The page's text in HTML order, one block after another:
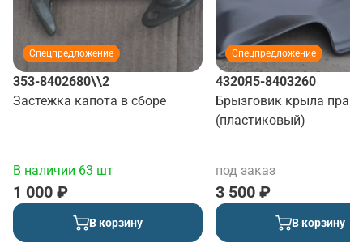
Спецпредложение
353-8402680\\2
Застежка капота в сборе
В наличии 63 шт
1 000 ₽
В корзину
Спецпредложение
4320Я5-8403260
Брызговик крыла
(пластиковый)
под заказ
3 500 ₽
В корзину